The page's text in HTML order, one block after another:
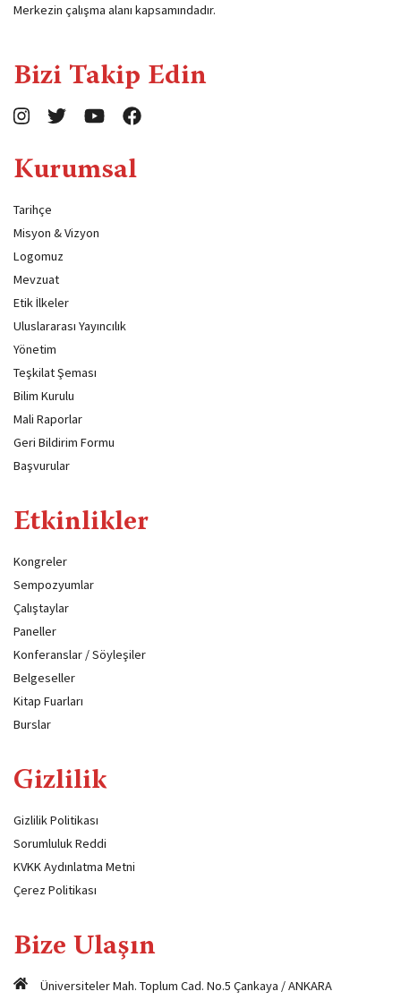
Merkezin çalışma alanı kapsamındadır.
Bizi Takip Edin
Kurumsal
Tarihçe
Misyon & Vizyon
Logomuz
Mevzuat
Etik İlkeler
Uluslararası Yayıncılık
Yönetim
Teşkilat Şeması
Bilim Kurulu
Mali Raporlar
Geri Bildirim Formu
Başvurular
Etkinlikler
Kongreler
Sempozyumlar
Çalıştaylar
Paneller
Konferanslar / Söyleşiler
Belgeseller
Kitap Fuarları
Burslar
Gizlilik
Gizlilik Politikası
Sorumluluk Reddi
KVKK Aydınlatma Metni
Çerez Politikası
Bize Ulaşın
Üniversiteler Mah. Toplum Cad. No.5 Çankaya / ANKARA